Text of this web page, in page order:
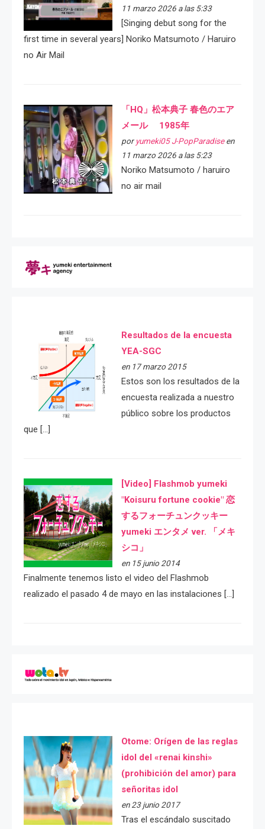
11 marzo 2026 a las 5:33
[Singing debut song for the
first time in several years] Noriko Matsumoto / Haruiro
no Air Mail
「HQ」松本典子 春色のエア
メール 1985年
por yumeki05 J-PopParadiseen
11 marzo 2026 a las 5:23
Noriko Matsumoto / haruiro
no air mail
Resultados de la encuesta
YEA-SGC
en 17 marzo 2015
Estos son los resultados de la
encuesta realizada a nuestro
público sobre los productos
que […]
[Video] Flashmob yumeki
"Koisuru fortune cookie" 恋
するフォーチュンクッキー
yumeki エンタメ ver. 「メキ
シコ」
en 15 junio 2014
Finalmente tenemos listo el video del Flashmob
realizado el pasado 4 de mayo en las instalaciones […]
Otome: Orígen de las reglas
idol del «renai kinshi»
(prohibición del amor) para
señoritas idol
en 23 junio 2017
Tras el escándalo suscitado